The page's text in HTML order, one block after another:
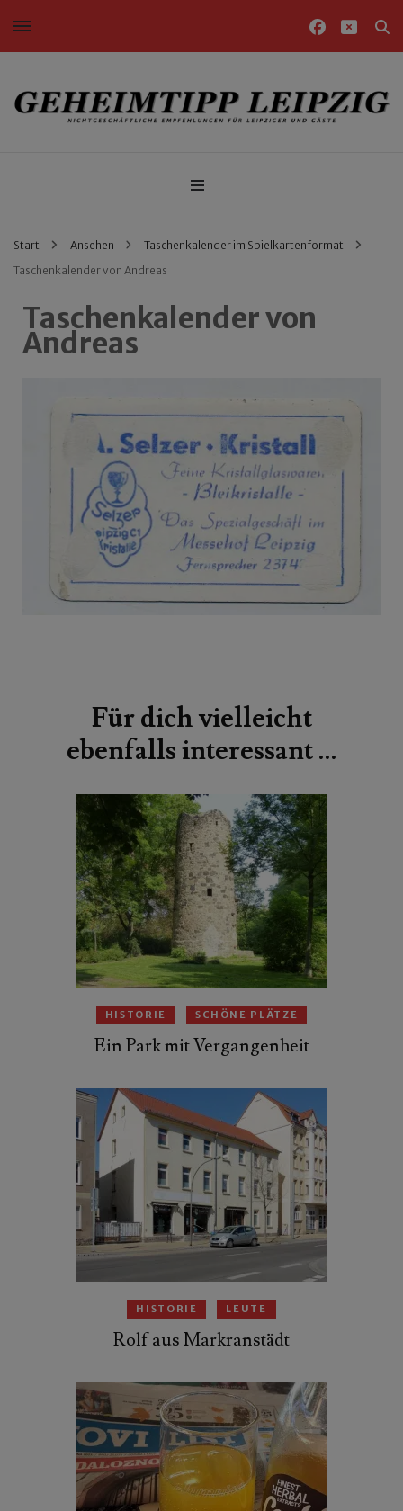
Nichtgeschäftliche Empfehlungen für Leipziger und Gäste
Start Ansehen
Taschenkalender im Spielkartenformat
Taschenkalender von Andreas
Taschenkalender von
Andreas
Für dich vielleicht
ebenfalls interessant …
HISTORIE SCHÖNE PLÄTZE
Ein Park mit Vergangenheit
HISTORIE LEUTE
Rolf aus Markranstädt